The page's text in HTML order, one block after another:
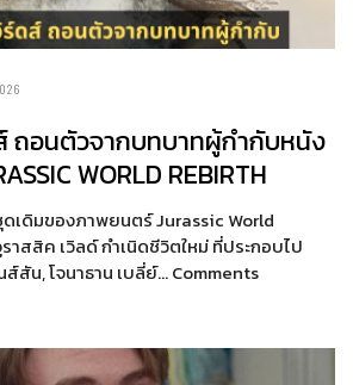
ส์ ถอนตัวจากบทบาทผู้กำกับหนัง
WORLD REBIRTH
เดิมของภาพยนตร์ Jurassic World
าสสิค เวิลด์ กำเนิดชีวิตใหม่ ที่ประกอบไป
สัน, โจนาธาน เบลี่ย์… Comments